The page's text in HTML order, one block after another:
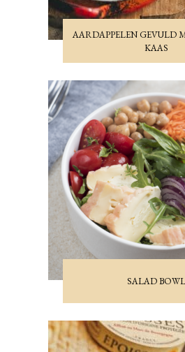
AARDAPPELEN GEVULD
KAAS
SALAD BOWL